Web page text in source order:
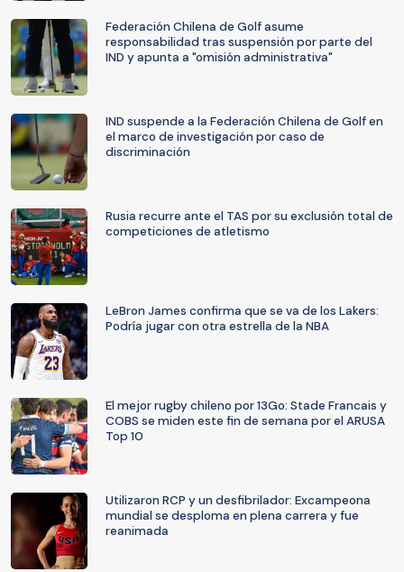
Federación Chilena de Golf asume
responsabilidad tras suspensión por parte del
IND y apunta a "omisión administrativa"
IND suspende a la Federación Chilena de Golf en
el marco de investigación por caso de
discriminación
Rusia recurre ante el TAS por su exclusión total de
competiciones de atletismo
LeBron James confirma que se va de los Lakers:
Podría jugar con otra estrella de la NBA
El mejor rugby chileno por 13Go: Stade Francais y
COBS se miden este fin de semana por el ARUSA
Top 10
Utilizaron RCP y un desfibrilador: Excampeona
mundial se desploma en plena carrera y fue
reanimada